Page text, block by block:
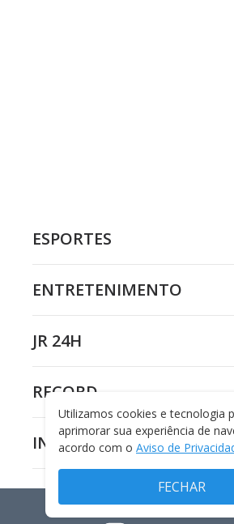
ESPORTES
ENTRETENIMENTO
JR 24H
RECORD
INSTITUCIONAL
Utilizamos cookies e tecnologia
aprimorar sua experiência de
acordo com o Aviso de
FECHAR